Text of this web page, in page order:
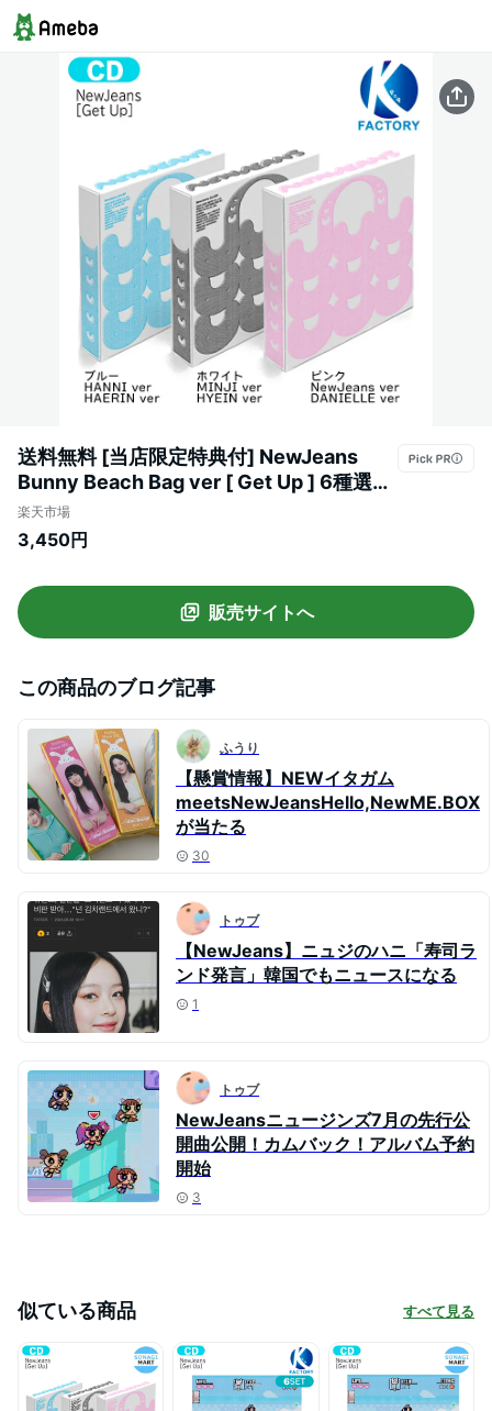
送料無料 [当店限定特典付] NewJeans
Bunny Beach Bag ver [ Get Up ] 6種選択
1st mini Album / nwjns ニュージーンズ ニ
ュジン ニュジ アルバム パワーパフガール
楽天市場
3,450円
販売サイトへ
この商品のブログ記事
ふうり
【懸賞情報】NEWイタガム
meetsNewJeansHello,NewME.BOX
が当たる
30
トゥブ
【NewJeans】ニュジのハニ「寿司ラ
ンド発言」韓国でもニュースになる
1
トゥブ
NewJeansニュージンズ7月の先行公
開曲公開！カムバック！アルバム予約
開始
3
似ている商品 すべて見る